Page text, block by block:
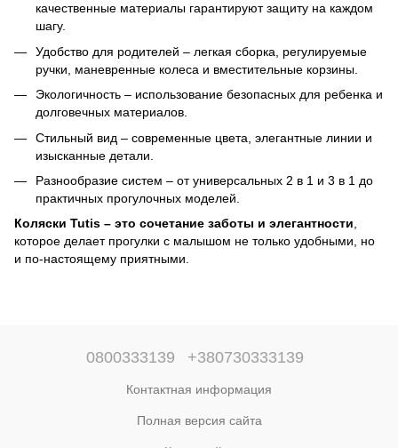
качественные материалы гарантируют защиту на каждом
шагу.
Удобство для родителей – легкая сборка, регулируемые
ручки, маневренные колеса и вместительные корзины.
Экологичность – использование безопасных для ребенка и
долговечных материалов.
Стильный вид – современные цвета, элегантные линии и
изысканные детали.
Разнообразие систем – от универсальных 2 в 1 и 3 в 1 до
практичных прогулочных моделей.
Коляски Tutis – это сочетание заботы и элегантности,
которое делает прогулки с малышом не только удобными, но
и по-настоящему приятными.
0800333139 +380730333139
Контактная информация
Полная версия сайта